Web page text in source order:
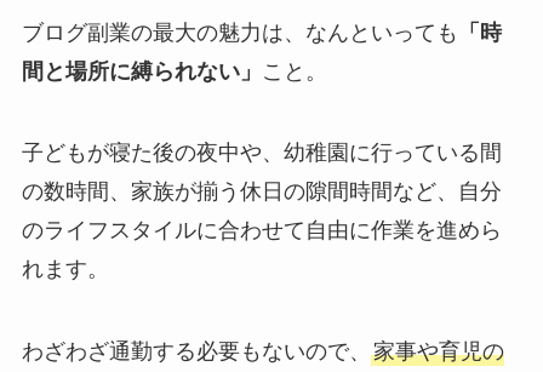
ブログ副業の最大の魅力は、なんといっても
「時
間と場所に縛られない」 こと。
子どもが寝た後の夜中や、幼稚園に行っている間
の数時間、家族が揃う休日の隙間時間など、自分
のライフスタイルに合わせて自由に作業を進めら
れます。
わざわざ通勤する必要もないので、 家事や育児の